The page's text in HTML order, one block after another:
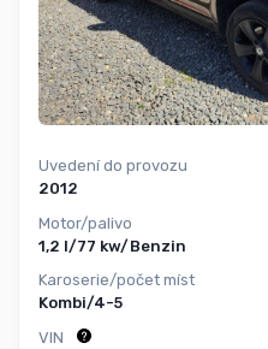
Uvedení do provozu
2012
Motor/palivo
1,2 l/77 kw/Benzin
Karoserie/počet míst
Kombi/4-5
VIN